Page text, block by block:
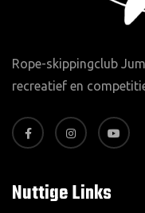
Rope-skippingclub
recreatief en
Nuttige Links